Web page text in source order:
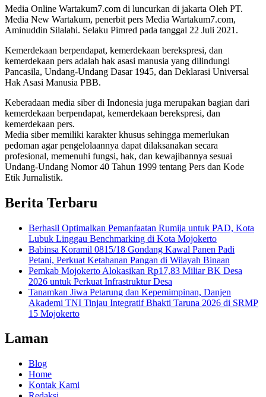
Media Online Wartakum7.com di luncurkan di jakarta Oleh PT.
Media New Wartakum, penerbit pers Media Wartakum7.com,
Aminuddin Silalahi. Selaku Pimred pada tanggal 22 Juli 2021.
Kemerdekaan berpendapat, kemerdekaan berekspresi, dan
kemerdekaan pers adalah hak asasi manusia yang dilindungi
Pancasila, Undang-Undang Dasar 1945, dan Deklarasi Universal
Hak Asasi Manusia PBB.
Keberadaan media siber di Indonesia juga merupakan bagian dari
kemerdekaan berpendapat, kemerdekaan berekspresi, dan
kemerdekaan pers.
Media siber memiliki karakter khusus sehingga memerlukan
pedoman agar pengelolaannya dapat dilaksanakan secara
profesional, memenuhi fungsi, hak, dan kewajibannya sesuai
Undang-Undang Nomor 40 Tahun 1999 tentang Pers dan Kode
Etik Jurnalistik.
Berita Terbaru
Berhasil Optimalkan Pemanfaatan Rumija untuk PAD, Kota
Lubuk Linggau Benchmarking di Kota Mojokerto
Babinsa Koramil 0815/18 Gondang Kawal Panen Padi
Petani, Perkuat Ketahanan Pangan di Wilayah Binaan
Pemkab Mojokerto Alokasikan Rp17,83 Miliar BK Desa
2026 untuk Perkuat Infrastruktur Desa
Tanamkan Jiwa Petarung dan Kepemimpinan, Danjen
Akademi TNI Tinjau Integratif Bhakti Taruna 2026 di SRMP
15 Mojokerto
Laman
Blog
Home
Kontak Kami